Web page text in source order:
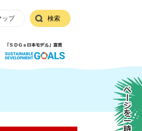
ップ 検索
ページを一時保存する